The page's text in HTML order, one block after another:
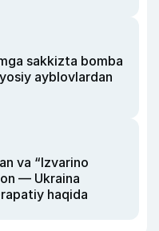
sakkizta bomba
ayblovlardan
va “Izvarino
— Ukraina
haqida